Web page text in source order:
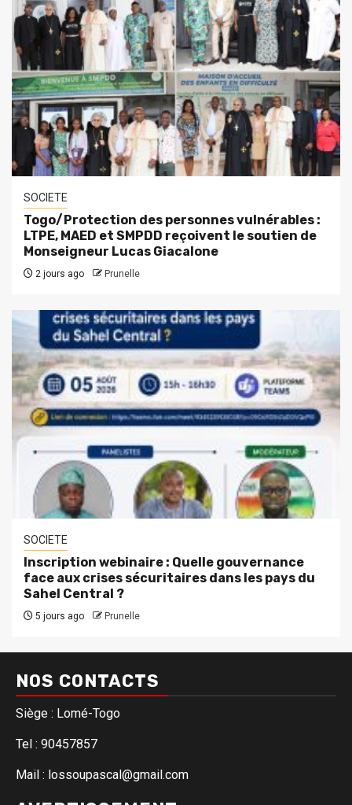
SOCIETE
Togo/Protection des personnes vulnérables :
LTPE, MAED et SMPDD reçoivent le soutien de
Monseigneur Lucas Giacalone
2 jours ago Prunelle
SOCIETE
Inscription webinaire : Quelle gouvernance
face aux crises sécuritaires dans les pays du
Sahel Central ?
5 jours ago Prunelle
NOS CONTACTS
Siège : Lomé-Togo
Tel : 90457857
Mail : lossoupascal@gmail.com